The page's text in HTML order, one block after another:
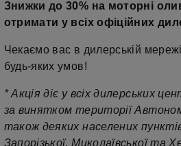
Знижки до 30% на моторні
отримати у всіх офіційних
Чекаємо вас в дилерській
будь-яких умов!
* Акція діє у всіх дилерських
за винятком території
також деяких населених
Запорізької, Миколаївської та